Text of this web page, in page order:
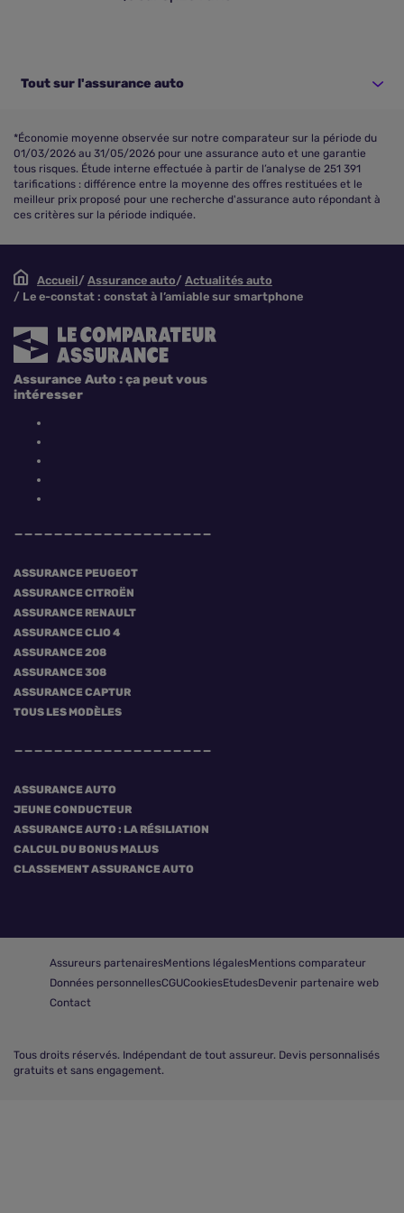
Tout sur l'assurance auto
*Économie moyenne observée sur notre comparateur sur la période du
01/03/2026 au 31/05/2026 pour une assurance auto et une garantie
tous risques. Étude interne effectuée à partir de l’analyse de 251 391
tarifications : différence entre la moyenne des offres restituées et le
meilleur prix proposé pour une recherche d'assurance auto répondant à
ces critères sur la période indiquée.
Accueil Assurance auto
Actualités auto
Le e-constat : constat à l’amiable sur smartphone
ASSURANCE PEUGEOT
ASSURANCE CITROËN
ASSURANCE RENAULT
ASSURANCE CLIO 4
ASSURANCE 208
ASSURANCE 308
ASSURANCE CAPTUR
TOUS LES MODÈLES
ASSURANCE AUTO
JEUNE CONDUCTEUR
ASSURANCE AUTO : LA RÉSILIATION
CALCUL DU BONUS MALUS
CLASSEMENT ASSURANCE AUTO
Assurance Auto : ça peut vous
intéresser
Assureurs partenairesMentions légalesMentions comparateur
Données personnellesCGUCookiesEtudesDevenir partenaire web
Contact
Tous droits réservés. Indépendant de tout assureur. Devis personnalisés
gratuits et sans engagement.